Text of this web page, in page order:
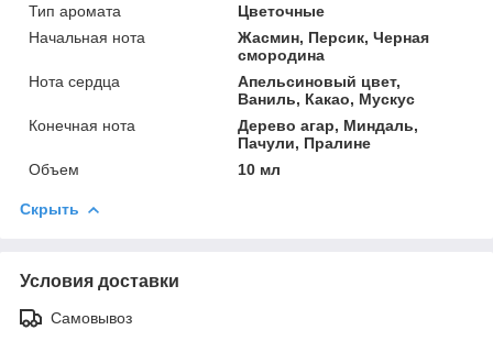
Тип аромата
Цветочные
Начальная нота
Жасмин, Персик, Черная
смородина
Нота сердца
Апельсиновый цвет,
Ваниль, Какао, Мускус
Конечная нота
Дерево агар, Миндаль,
Пачули, Пралине
Объем
10 мл
Скрыть
Условия доставки
Самовывоз